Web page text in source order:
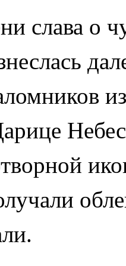
слава о